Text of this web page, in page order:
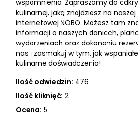
wspomnienia. Zapraszamy do
kulinarnej, jaką znajdziesz na
internetowej NOBO. Możesz tam
informacji o naszych daniach,
wydarzeniach oraz dokonaniu
nas i zasmakuj w tym, jak
kulinarne doświadczenia!
Ilość odwiedzin: 476
Ilość kliknięć: 2
Ocena: 5